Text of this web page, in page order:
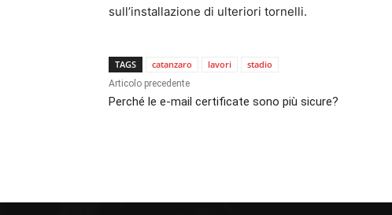
sull’installazione di ulteriori tornelli.
TAGS catanzaro lavori stadio
Articolo precedente
Perché le e-mail certificate sono più sicure?